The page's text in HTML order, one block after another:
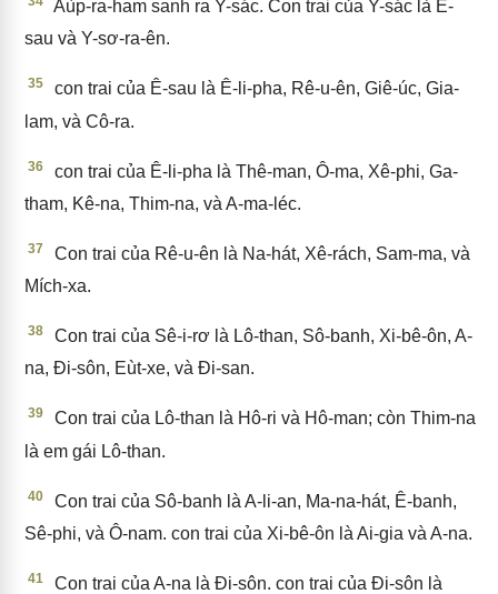
Aùp-ra-ham sanh ra Y-sác. Con trai của Y-sác là Ê-
sau và Y-sơ-ra-ên.
35
con trai của Ê-sau là Ê-li-pha, Rê-u-ên, Giê-úc, Gia-
lam, và Cô-ra.
36
con trai của Ê-li-pha là Thê-man, Ô-ma, Xê-phi, Ga-
tham, Kê-na, Thim-na, và A-ma-léc.
37
Con trai của Rê-u-ên là Na-hát, Xê-rách, Sam-ma, và
Mích-xa.
38
Con trai của Sê-i-rơ là Lô-than, Sô-banh, Xi-bê-ôn, A-
na, Đi-sôn, Eùt-xe, và Đi-san.
39
Con trai của Lô-than là Hô-ri và Hô-man; còn Thim-na
là em gái Lô-than.
40
Con trai của Sô-banh là A-li-an, Ma-na-hát, Ê-banh,
Sê-phi, và Ô-nam. con trai của Xi-bê-ôn là Ai-gia và A-na.
41
Con trai của A-na là Đi-sôn. con trai của Đi-sôn là